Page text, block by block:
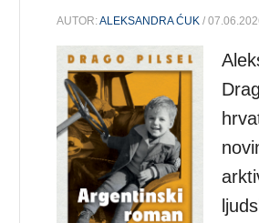
AUTOR:ALEKSANDRA ĆUK /